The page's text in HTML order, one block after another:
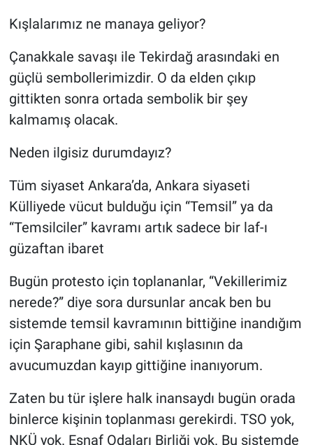
Kışlalarımız ne manaya geliyor?
Çanakkale savaşı ile Tekirdağ arasındaki en
güçlü sembollerimizdir. O da elden çıkıp
gittikten sonra ortada sembolik bir şey
kalmamış olacak.
Neden ilgisiz durumdayız?
Tüm siyaset Ankara’da, Ankara siyaseti
Külliyede vücut bulduğu için “Temsil” ya da
“Temsilciler” kavramı artık sadece bir laf-ı
güzaftan ibaret
Bugün protesto için toplananlar, “Vekillerimiz
nerede?” diye sora dursunlar ancak ben bu
sistemde temsil kavramının bittiğine inandığım
için Şaraphane gibi, sahil kışlasının da
avucumuzdan kayıp gittiğine inanıyorum.
Zaten bu tür işlere halk inansaydı bugün orada
binlerce kişinin toplanması gerekirdi. TSO yok,
NKÜ yok. Esnaf Odaları Birliği yok. Bu sistemde